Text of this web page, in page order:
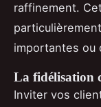
raffinement.
importantes ou
La fidélisation
Inviter vos